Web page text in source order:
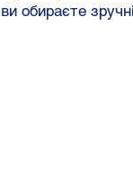
ви обираєте